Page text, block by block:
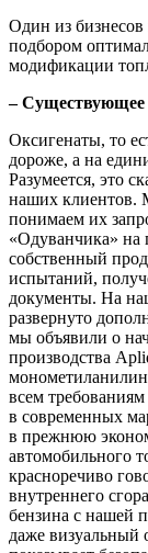
Один из бизнесов
подбором
модификации
– Существующее
Оксигенаты, то
дороже, а на
Разумеется, это
наших клиентов.
понимаем их
«Одуванчика» на
собственный
испытаний,
документы. На
развернуто
мы объявили о
производства
всем требованиям
в современных
в прежнюю
автомобильного
красноречиво
внутреннего
бензина с нашей
даже визуальный